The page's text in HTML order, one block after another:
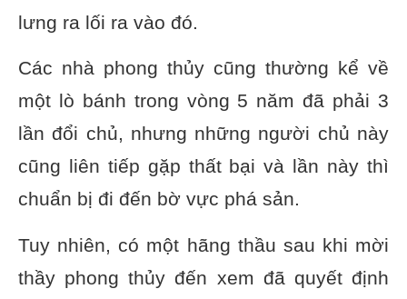
lưng ra lối ra vào đó.
Các nhà phong thủy cũng thường kể về
một lò bánh trong vòng 5 năm đã phải 3
lần đổi chủ, nhưng những người chủ này
cũng liên tiếp gặp thất bại và lần này thì
chuẩn bị đi đến bờ vực phá sản.
Tuy nhiên, có một hãng thầu sau khi mời
thầy phong thủy đến xem đã quyết định